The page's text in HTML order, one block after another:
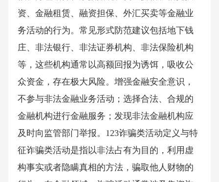
资、金融租赁、融资担保、外汇买卖等金融业
务活动的行为。常见形式防范建议包括地下钱
庄、非法银行、非法证券机构、非法保险机构
等，这些机构通常以高额回报为诱饵，吸收公
众资金，存在极大风险。增强金融安全意识，
不参与非法金融业务活动；选择合法、合规的
金融机构进行金融服务；发现非法金融机构应
及时向监管部门举报。123诈骗类活动定义与特
征诈骗类活动是指以非法占有为目的，利用虚
构事实或者隐瞒真相的方法，骗取他人财物的